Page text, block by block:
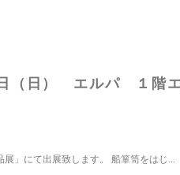
日（日） エルパ １階
」にて出展致します。 船箪笥をはじ...